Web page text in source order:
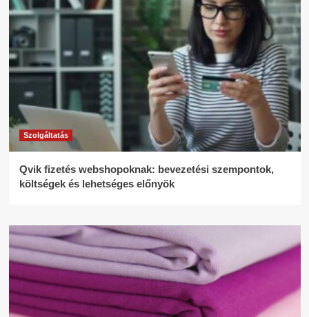
Szolgáltatás
Qvik fizetés webshopoknak: bevezetési szempontok,
költségek és lehetséges előnyök